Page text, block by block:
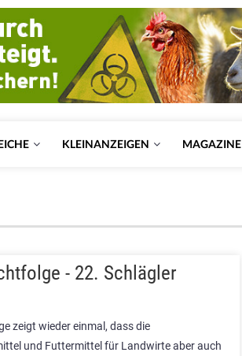
KLEINANZEIGEN MAGAZINE
- 22. Schlägler
zeigt wieder einmal, dass die
und Futtermittel für Landwirte aber auch